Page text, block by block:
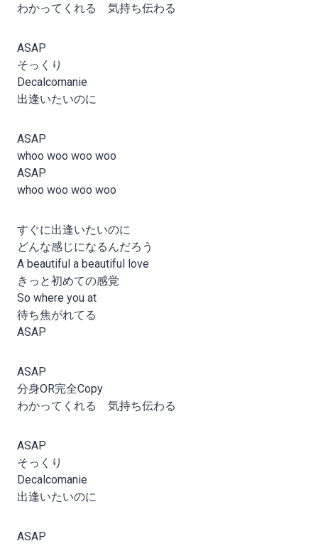
わかってくれる 気持ち伝わる
ASAP
そっくり
Decalcomanie
出逢いたいのに
ASAP
whoo woo woo woo
ASAP
whoo woo woo woo
すぐに出逢いたいのに
どんな感じになるんだろう
A beautiful a beautiful love
きっと初めての感覚
So where you at
待ち焦がれてる
ASAP
ASAP
分身OR完全Copy
わかってくれる 気持ち伝わる
ASAP
そっくり
Decalcomanie
出逢いたいのに
ASAP